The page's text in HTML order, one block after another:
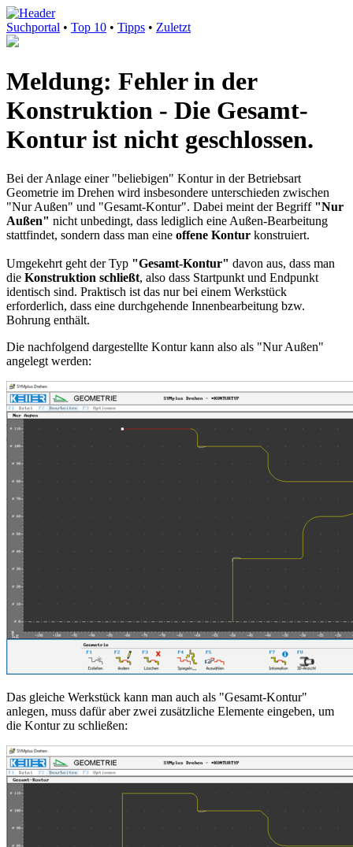
Suchportal • Top 10 • Tipps • Zuletzt
Meldung: Fehler in der
Konstruktion - Die Gesamt-
Kontur ist nicht geschlossen.
Bei der Anlage einer "beliebigen" Kontur in der Betriebsart
Geometrie im Drehen wird insbesondere unterschieden zwischen
"Nur Außen" und "Gesamt-Kontur". Dabei meint der Begriff "Nur
Außen" nicht unbedingt, dass lediglich eine Außen-Bearbeitung
stattfindet, sondern dass man eine offene Kontur konstruiert.
Umgekehrt geht der Typ "Gesamt-Kontur" davon aus, dass man
die Konstruktion schließt, also dass Startpunkt und Endpunkt
identisch sind. Praktisch ist das nur bei einem Werkstück
erforderlich, dass eine durchgehende Innenbearbeitung bzw.
Bohrung enthält.
Die nachfolgend dargestellte Kontur kann also als "Nur Außen"
angelegt werden:
Das gleiche Werkstück kann man auch als "Gesamt-Kontur"
anlegen, muss dafür aber zwei zusätzliche Elemente eingeben, um
die Kontur zu schließen: